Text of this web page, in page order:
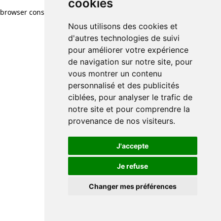
cookies
Nous utilisons des cookies et
d'autres technologies de suivi
pour améliorer votre expérience
de navigation sur notre site, pour
vous montrer un contenu
personnalisé et des publicités
ciblées, pour analyser le trafic de
notre site et pour comprendre la
provenance de nos visiteurs.
J'accepte
Je refuse
Changer mes préférences
browser console for more information)